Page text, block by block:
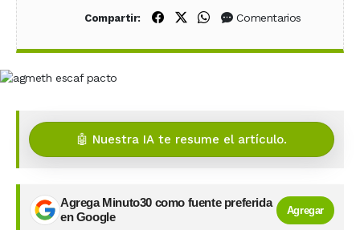
Compartir: Compartir en Facebook
Compartir en X (Twitter)
Compartir en WhatsApp
Comentarios
🤖 Nuestra IA te resume el artículo.
Agrega Minuto30 como fuente preferida
en Google
Agregar